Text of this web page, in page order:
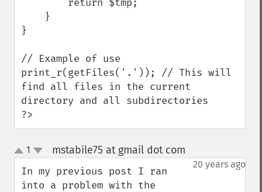
}
// Example of use
print_r(getFiles('.')); // This will
find all files in the current
directory and all subdirectories
?>
up
down
1 mstabile75 at gmail dot com
20 years ago
In my previous post I ran
into a problem with the